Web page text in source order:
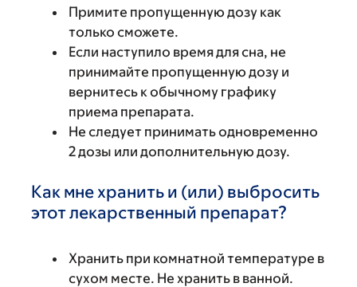
Примите пропущенную дозу как
только сможете.
Если наступило время для сна, не
принимайте пропущенную дозу и
вернитесь к обычному графику
приема препарата.
Не следует принимать одновременно
2 дозы или дополнительную дозу.
Как мне хранить и (или) выбросить
этот лекарственный препарат?
Хранить при комнатной температуре в
сухом месте. Не хранить в ванной.